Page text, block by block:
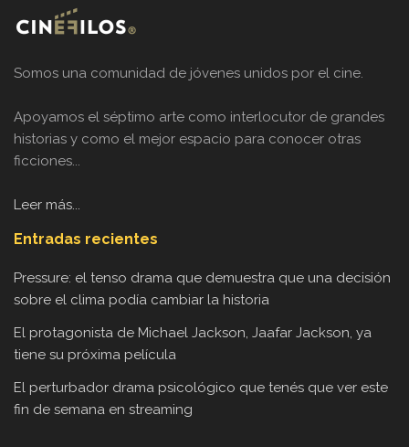
Somos una comunidad de jóvenes unidos por el cine.
Apoyamos el séptimo arte como interlocutor de grandes
historias y como el mejor espacio para conocer otras
ficciones...
Leer más...
Entradas recientes
Pressure: el tenso drama que demuestra que una decisión
sobre el clima podía cambiar la historia
El protagonista de Michael Jackson, Jaafar Jackson, ya
tiene su próxima película
El perturbador drama psicológico que tenés que ver este
fin de semana en streaming